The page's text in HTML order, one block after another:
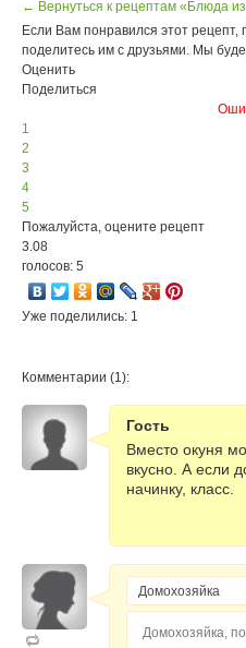
← Вернуться к рецептам «Блюда
Если Вам понравился этот рецепт,
поделитесь им с друзьями. Мы
Оценить
Поделиться
1
2
3
4
5
Пожалуйста, оцените рецепт
3.08
голосов: 5
Уже поделились: 1
Комментарии (1):
Гость
Вместо окуня
вкусно. А если
начинку, класс.